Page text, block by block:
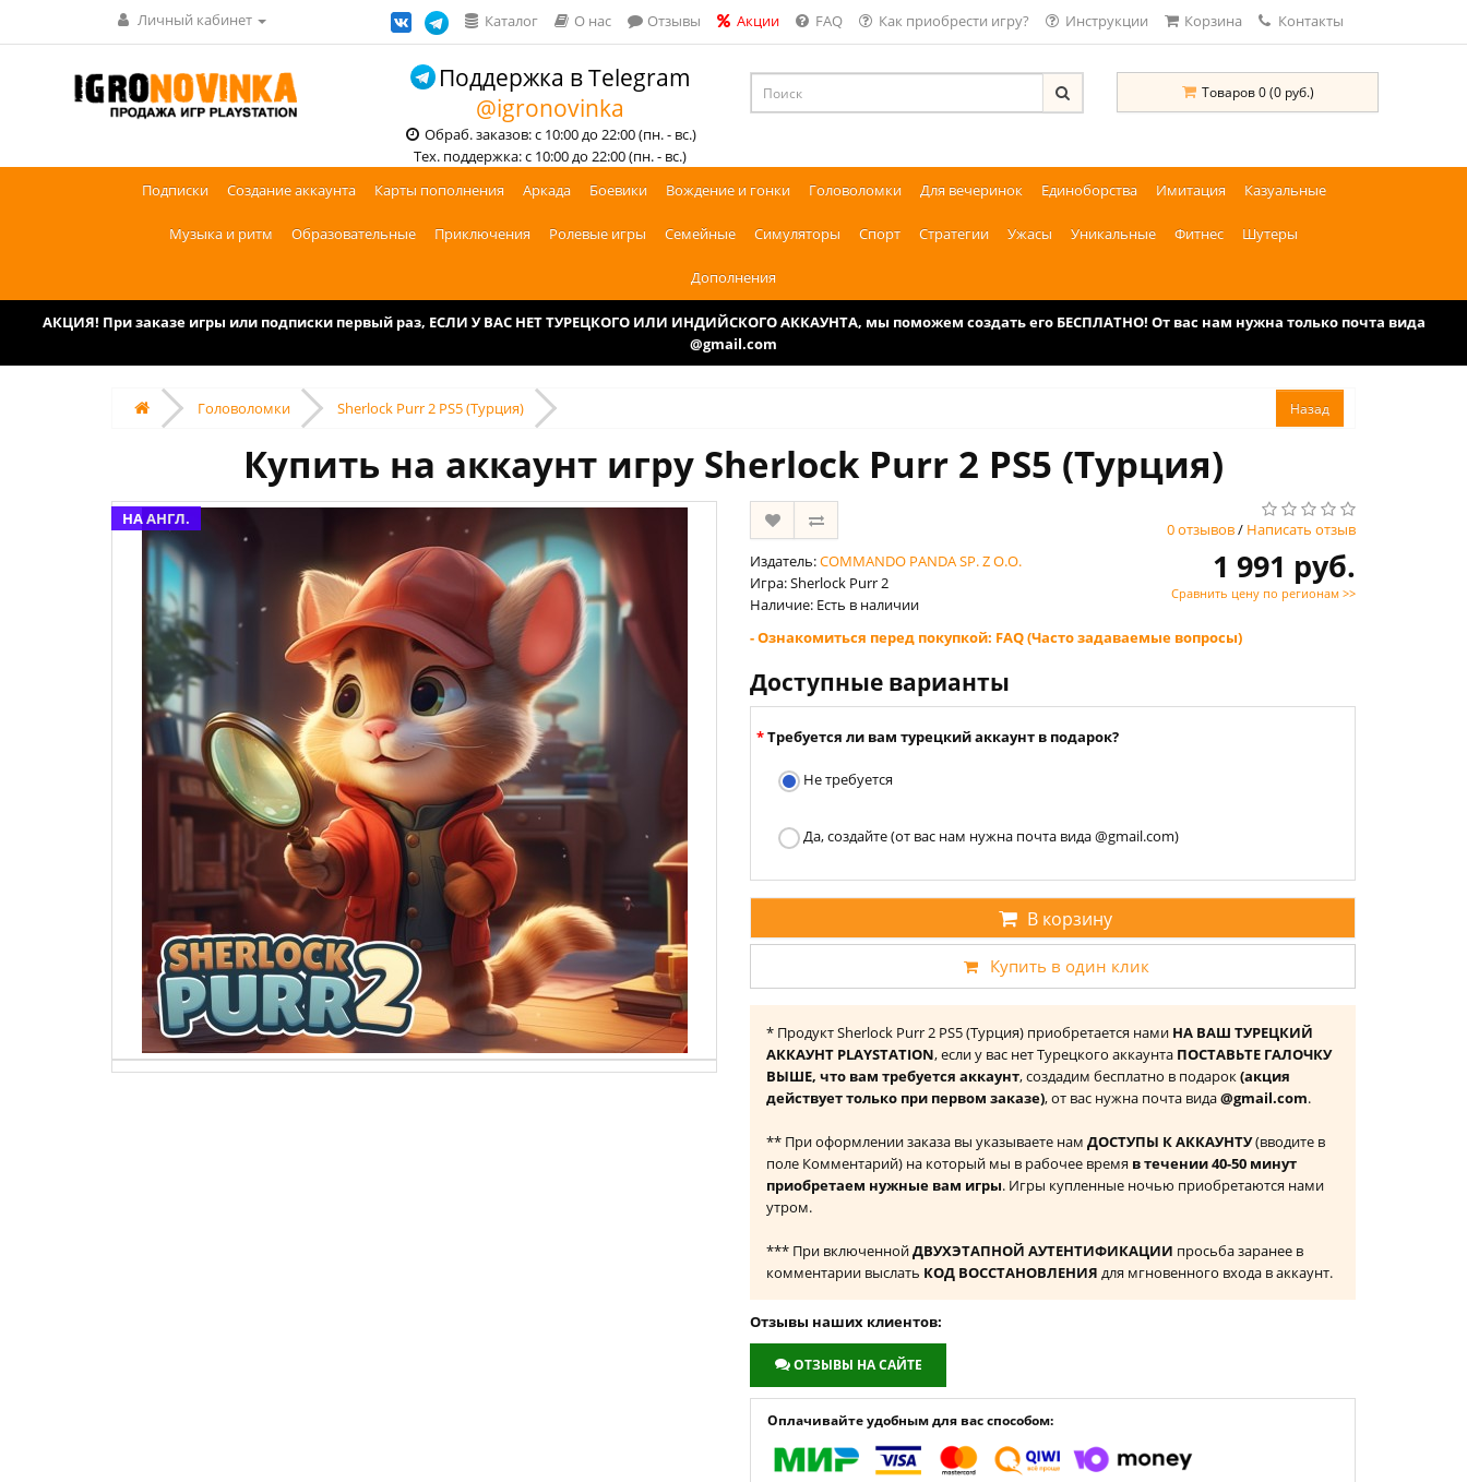
Личный кабинет Каталог О нас Отзывы Акции FAQ Как приобрести игру? Инструкции Корзина Контакты
Поддержка в Telegram
@igronovinka
Обраб. заказов: с 10:00 до 22:00 (пн. - вс.)
Тех. поддержка: с 10:00 до 22:00 (пн. - вс.)
Товаров 0 (0 руб.)
Подписки Создание аккаунта Карты пополнения Аркада Боевики Вождение и гонки Головоломки Для вечеринок Единоборства Имитация Казуальные
Музыка и ритм Образовательные Приключения Ролевые игры Семейные Симуляторы Спорт Стратегии Ужасы Уникальные Фитнес Шутеры
Дополнения
АКЦИЯ! При заказе игры или подписки первый раз, ЕСЛИ У ВАС НЕТ ТУРЕЦКОГО ИЛИ ИНДИЙСКОГО АККАУНТА, мы поможем создать его БЕСПЛАТНО! От вас нам нужна только почта вида
@gmail.com
Головоломки Sherlock Purr 2 PS5 (Турция)
Купить на аккаунт игру Sherlock Purr 2 PS5 (Турция)
НА АНГЛ.
0 отзывов/ Написать отзыв
Издатель:COMMANDO PANDA SP. Z O.O.
Игра: Sherlock Purr 2
Наличие: Есть в наличии
1 991 руб.
Сравнить цену по регионам >>
- Ознакомиться перед покупкой: FAQ (Часто задаваемые вопросы)
Доступные варианты
Требуется ли вам турецкий аккаунт в подарок?
Не требуется
Да, создайте (от вас нам нужна почта вида @gmail.com)
В корзину
Купить в один клик
* Продукт Sherlock Purr 2 PS5 (Турция) приобретается нами НА ВАШ ТУРЕЦКИЙ
АККАУНТ PLAYSTATION, если у вас нет Турецкого аккаунта ПОСТАВЬТЕ ГАЛОЧКУ
ВЫШЕ, что вам требуется аккаунт, создадим бесплатно в подарок(акция
действует только при первом заказе), от вас нужна почта вида@gmail.com.
** При оформлении заказа вы указываете нам ДОСТУПЫ К АККАУНТУ(вводите в
поле Комментарий) на который мы в рабочее время в течении 40-50 минут
приобретаем нужные вам игры. Игры купленные ночью приобретаются нами
утром.
*** При включеннойДВУХЭТАПНОЙ АУТЕНТИФИКАЦИИ просьба заранее в
комментарии выслать КОД ВОССТАНОВЛЕНИЯ для мгновенного входа в аккаунт.
Отзывы наших клиентов:
ОТЗЫВЫ НА САЙТЕ
Оплачивайте удобным для вас способом: